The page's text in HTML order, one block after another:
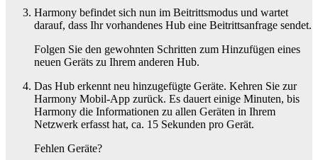
Harmony befindet sich nun im Beitrittsmodus und wartet
darauf, dass Ihr vorhandenes Hub eine Beitrittsanfrage sendet.
Folgen Sie den gewohnten Schritten zum Hinzufügen eines
neuen Geräts zu Ihrem anderen Hub.
Das Hub erkennt neu hinzugefügte Geräte. Kehren Sie zur
Harmony Mobil-App zurück. Es dauert einige Minuten, bis
Harmony die Informationen zu allen Geräten in Ihrem
Netzwerk erfasst hat, ca. 15 Sekunden pro Gerät.
Fehlen Geräte?